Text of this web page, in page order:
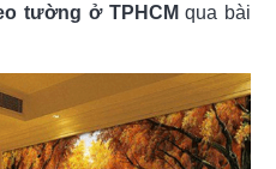
tường ở TPHCM qua bài